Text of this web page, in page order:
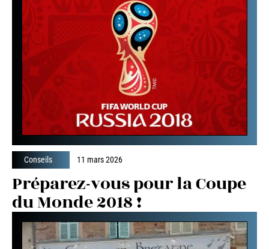
Conseils 11 mars 2026
Préparez-vous pour la Coupe
du Monde 2018 !